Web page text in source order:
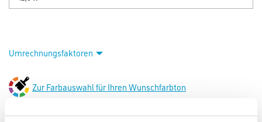
Umrechnungsfaktoren
Zur Farbauswahl für Ihren Wunschfarbton